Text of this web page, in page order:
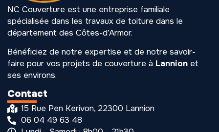
NC Couverture est une entreprise familiale
spécialisée dans les travaux de toiture dans le
département des Côtes-d’Armor.
Bénéficiez de notre expertise et de notre savoir-
faire pour vos projets de couverture à Lannion et
ses environs.
Contact
15 Rue Pen Kerivon, 22300 Lannion
06 04 49 63 48